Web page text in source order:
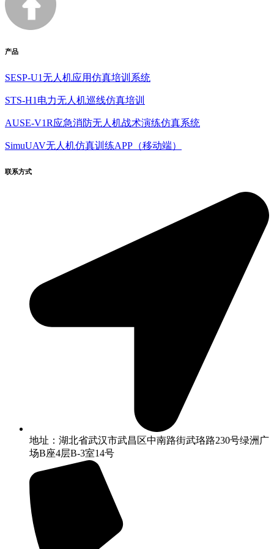
产品
SESP-U1无人机应用仿真培训系统
STS-H1电力无人机巡线仿真培训
AUSE-V1R应急消防无人机战术演练仿真系统
SimuUAV无人机仿真训练APP（移动端）
联系方式
地址：湖北省武汉市武昌区中南路街武珞路230号绿洲广
场B座4层B-3室14号